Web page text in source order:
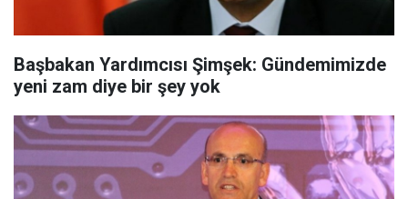
Başbakan Yardımcısı Şimşek: Gündemimizde
yeni zam diye bir şey yok